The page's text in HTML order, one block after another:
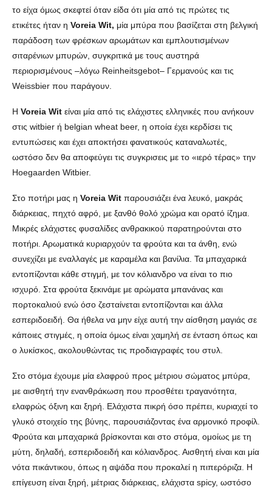
το είχα όμως σκεφτεί όταν είδα ότι μία από τις πρώτες τις
ετικέτες ήταν η Voreia Wit, μία μπύρα που βασίζεται στη βελγική
παράδοση των φρέσκων αρωμάτων και εμπλουτισμένων
σιταρένιων μπυρών, συγκριτικά με τους αυστηρά
περιορισμένους –λόγω Reinheitsgebot– Γερμανούς και τις
Weissbier που παράγουν.
Η Voreia Wit είναι μία από τις ελάχιστες ελληνικές που ανήκουν
στις witbier ή belgian wheat beer, η οποία έχει κερδίσει τις
εντυπώσεις και έχει αποκτήσει φανατικούς καταναλωτές,
ωστόσο δεν θα αποφεύγει τις συγκρισεις με το «ιερό τέρας» την
Hoegaarden Witbier.
Στο ποτήρι μας η Voreia Wit παρουσιάζει ένα λευκό, μακράς
διάρκειας, πηχτό αφρό, με ξανθό θολό χρώμα και ορατό ίζημα.
Μικρές ελάχιστες φυσαλίδες ανθρακικού παρατηρούνται στο
ποτήρι. Αρωματικά κυριαρχούν τα φρούτα και τα άνθη, ενώ
συνεχίζει με εναλλαγές με καραμέλα και βανίλια. Τα μπαχαρικά
εντοπίζονται κάθε στιγμή, με τον κόλιανδρο να είναι το πιο
ισχυρό. Στα φρούτα ξεκινάμε με αρώματα μπανάνας και
πορτοκαλιού ενώ όσο ζεσταίνεται εντοπίζονται και άλλα
εσπεριδοειδή. Θα ήθελα να μην είχε αυτή την αίσθηση μαγιάς σε
κάποιες στιγμές, η οποία όμως είναι χαμηλή σε ένταση όπως και
ο λυκίσκος, ακολουθώντας τις προδιαγραφές του στυλ.
Στο στόμα έχουμε μία ελαφρού προς μέτριου σώματος μπύρα,
με αισθητή την ενανθράκωση που προσθέτει τραγανότητα,
ελαφρώς όξινη και ξηρή. Ελάχιστα πικρή όσο πρέπει, κυριαχεί το
γλυκό στοιχείο της βύνης, παρουσιάζοντας ένα αρμονικό προφίλ.
Φρούτα και μπαχαρικά βρίσκονται και στο στόμα, ομοίως με τη
μύτη, δηλαδή, εσπεριδοειδή και κόλιανδρος. Αισθητή είναι και μία
νότα πικάντικου, όπως η αψάδα που προκαλεί η πιπερόριζα. Η
επίγευση είναι ξηρή, μέτριας διάρκειας, ελάχιστα spicy, ωστόσο